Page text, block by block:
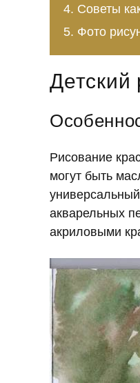
Советы
Фото
Детский
Рисование
могут быть
акварельных
акриловыми